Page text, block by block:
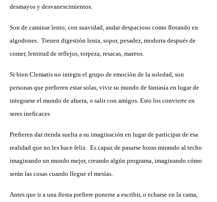
desmayos y desvanescimientos.
Son de caminar lento, con suavidad, andar despacioso como flotando en
algodones. Tienen digestión lenta, sopor, pesadez, modorra después de
comer, lentitud de reflejos, torpeza, resacas, mareos.
Si bien Clematis no integra el grupo de emociòn de la soledad, son
personas que prefieren estar solas, vivir su mundo de fantasía en lugar de
integrarse el mundo de afuera, o salir con amigos. Esto los convierte en
seres ineficaces.
Prefieren dar rienda suelta a su imaginación en lugar de participar de esa
realidad que no les hace feliz. Es capaz de pasarse horas mirando al techo
imaginando un mundo mejor, creando algún programa, imaginando cómo
serán las cosas cuando llegue el mesías.
Antes que ir a una fiesta prefiere ponerse a escribir, o echarse en la cama,